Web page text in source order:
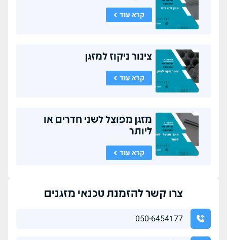
קרא עוד
צינור ניקוז למזגן
קרא עוד
מזגן מפוצל לשני חדרים או
ליותר
קרא עוד
צרו קשר להזמנת טכנאי מזגנים
050-6454177